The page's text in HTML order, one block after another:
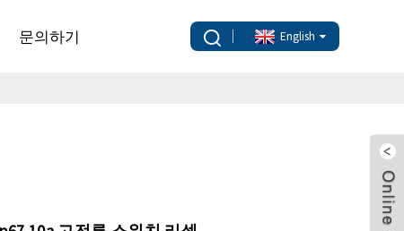
문의하기 English